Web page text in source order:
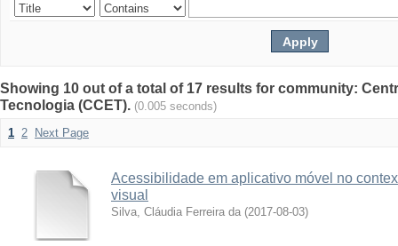
Showing 10 out of a total of 17 results for community:
Tecnologia (CCET). (0.005 seconds)
1 2 Next Page
Acessibilidade em aplicativo móvel no
visual
Silva, Cláudia Ferreira da (2017-08-03)